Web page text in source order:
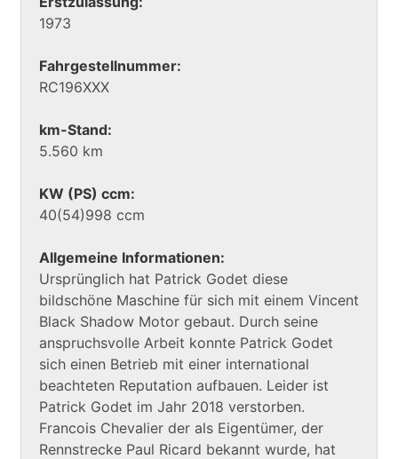
1973
Fahrgestellnummer:
RC196XXX
km-Stand:
5.560 km
KW (PS) ccm:
40(54)998 ccm
Allgemeine Informationen:
Ursprünglich hat Patrick Godet diese
bildschöne Maschine für sich mit einem Vincent
Black Shadow Motor gebaut. Durch seine
anspruchsvolle Arbeit konnte Patrick Godet
sich einen Betrieb mit einer international
beachteten Reputation aufbauen. Leider ist
Patrick Godet im Jahr 2018 verstorben.
Francois Chevalier der als Eigentümer, der
Rennstrecke Paul Ricard bekannt wurde, hat